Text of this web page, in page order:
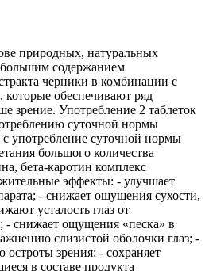
природных, натуральных
большим содержанием
черники в комбинации с
обеспечивают ряд
зрение. Употребление 2 таблеток
суточной нормы
употребление суточной нормы
большого количества
бета-каротин комплекс
эффекты: - улучшает
- снижает ощущения сухости,
усталость глаз от
- снижает ощущения «песка» в
слизистой оболочки глаз; -
зрения; - сохраняет
в составе продукта